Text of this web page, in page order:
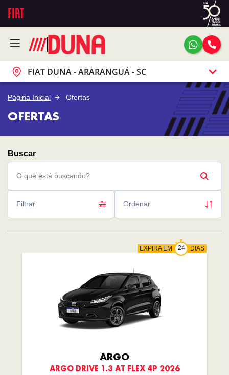
FIAT DUNA - ARARANGUÁ - SC
Página Inicial Ofertas
OFERTAS
Filtrar Ordenar
EXPIRA EM DIAS
ARGO
ARGO DRIVE 1.3 AT FLEX 4P 2026